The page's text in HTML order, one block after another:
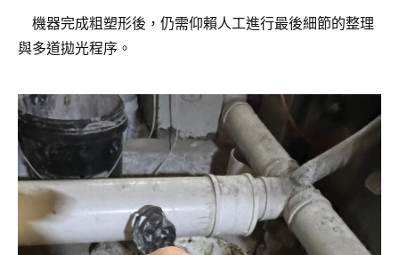
機器完成粗塑形後，仍需仰賴人工進行最後細節的整理
與多道拋光程序。